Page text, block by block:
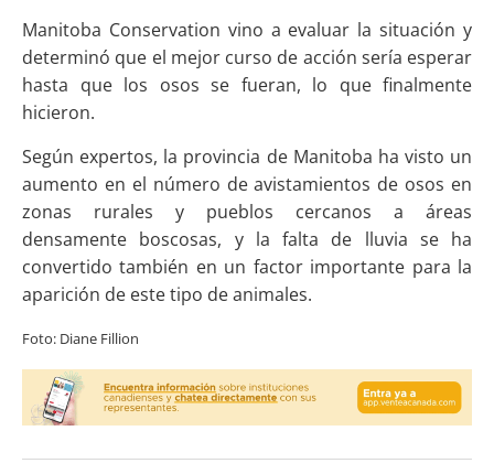
Manitoba Conservation vino a evaluar la situación y
determinó que el mejor curso de acción sería esperar
hasta que los osos se fueran, lo que finalmente
hicieron.
Según expertos, la provincia de Manitoba ha visto un
aumento en el número de avistamientos de osos en
zonas rurales y pueblos cercanos a áreas
densamente boscosas, y la falta de lluvia se ha
convertido también en un factor importante para la
aparición de este tipo de animales.
Foto: Diane Fillion